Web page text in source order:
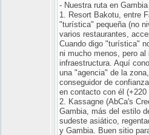
- Nuestra ruta en
1. Resort Bakotu, entre
"turística" pequeña (no
varios restaurantes,
Cuando digo "turística"
ni mucho menos, pero
infraestructura. Aquí
una "agencia" de la
conseguidor de
en contacto con él (+220
2. Kassagne (AbCa's
Gambia, más del estilo
sudeste asiático,
y Gambia. Buen sitio